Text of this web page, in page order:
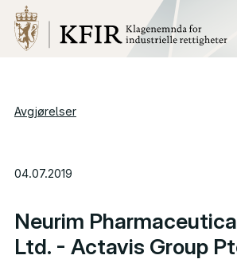
Avgjørelser
04.07.2019
Neurim
Ltd. - Actavis Group